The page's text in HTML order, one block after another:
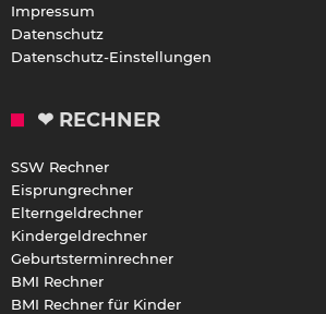
Impressum
Datenschutz
Datenschutz-Einstellungen
❤ RECHNER
SSW Rechner
Eisprungrechner
Elterngeldrechner
Kindergeldrechner
Geburtsterminrechner
BMI Rechner
BMI Rechner für Kinder